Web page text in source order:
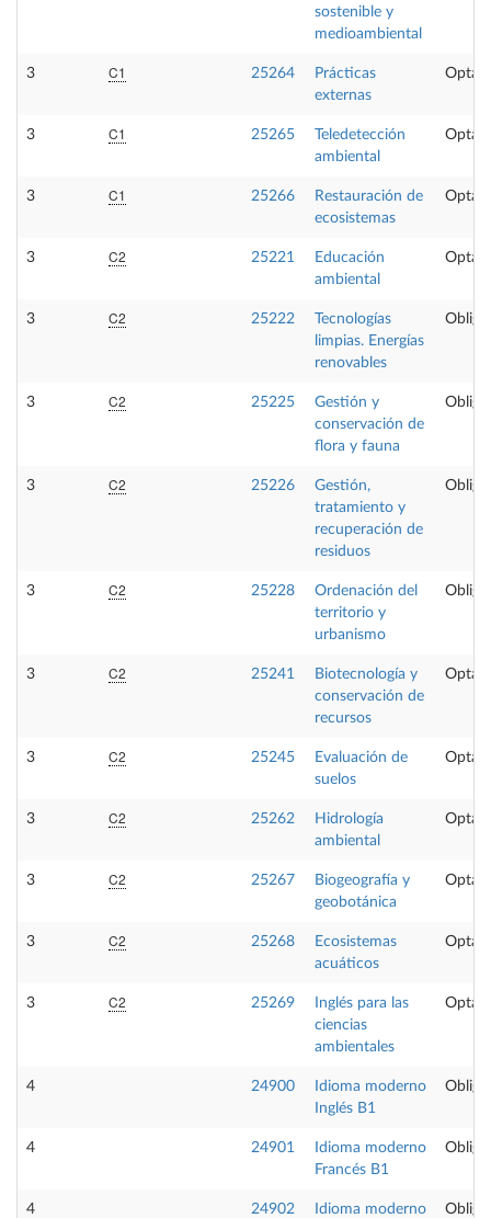
sostenible y
medioambiental
3 C1 25264
Prácticas
externas
3 C1 25265
Teledetección
ambiental
3 C1 25266
Restauración de
ecosistemas
3 C2 25221
Educación
ambiental
3 C2 25222
Tecnologías
limpias. Energías
renovables
3 C2 25225
Gestión y
conservación de
flora y fauna
3 C2 25226
Gestión,
tratamiento y
recuperación de
residuos
3 C2 25228
Ordenación del
territorio y
urbanismo
3 C2 25241
Biotecnología y
conservación de
recursos
3 C2 25245
Evaluación de
suelos
3 C2 25262
Hidrología
ambiental
3 C2 25267
Biogeografía y
geobotánica
3 C2 25268
Ecosistemas
acuáticos
3 C2 25269
Inglés para las
ciencias
ambientales
4 24900
Idioma moderno
Inglés B1
4 24901
Idioma moderno
Francés B1
4 24902
Idioma moderno